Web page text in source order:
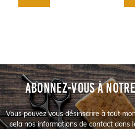
ABONNEZ-VOUS À
Vous pouvez vous désinscrire à tout
cela nos informations de contact dans